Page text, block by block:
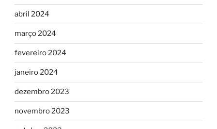
abril 2024
março 2024
fevereiro 2024
janeiro 2024
dezembro 2023
novembro 2023